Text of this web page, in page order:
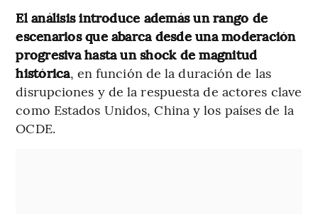
El análisis introduce además un rango de
escenarios que abarca desde una moderación
progresiva hasta un shock de magnitud
histórica, en función de la duración de las
disrupciones y de la respuesta de actores clave
como Estados Unidos, China y los países de la
OCDE.